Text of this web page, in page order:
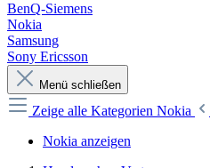
BenQ-Siemens
Nokia
Samsung
Sony Ericsson
Menü schließen
Zeige alle Kategorien Nokia
Nokia anzeigen